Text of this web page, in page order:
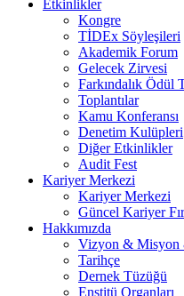
Etkinlikler
Kongre
TİDEx Söyleşileri
Akademik Forum
Gelecek Zirvesi
Farkındalık Ödül
Toplantılar
Kamu Konferansı
Denetim Kulüpleri
Diğer Etkinlikler
Audit Fest
Kariyer Merkezi
Kariyer Merkezi
Güncel Kariyer
Hakkımızda
Vizyon & Misyon
Tarihçe
Dernek Tüzüğü
Enstitü Organları